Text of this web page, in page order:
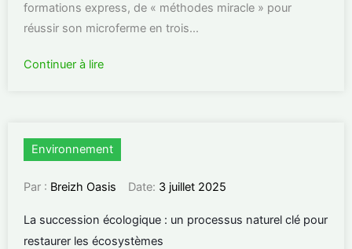
formations express, de « méthodes miracle » pour
réussir son microferme en trois...
Continuer à lire
Environnement
Par : Breizh Oasis Date: 3 juillet 2025
La succession écologique : un processus naturel clé pour
restaurer les écosystèmes